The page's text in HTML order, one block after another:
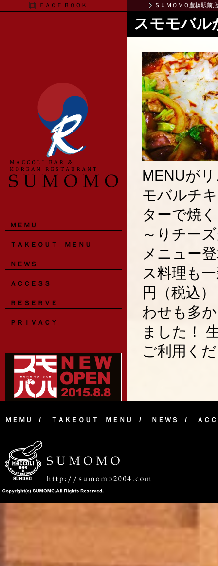
ＦＡＣＥ ＢＯＯＫ ＳＵＭＯＭＯ豊橋駅前
ＭＥＭＵ
ＴＡＫＥＯＵＴ ＭＥＮＵ
ＮＥＷＳ
ＡＣＣＥＳＳ
ＲＥＳＥＲＶＥ
ＰＲＩＶＡＣＹ
スモモバル
MENUが
モバルチ
ターで焼
～りチー
メニュー
ス料理も
円（税込
わせも多
ました！
ご利用く
ＭＥＭＵ ＴＡＫＥＯＵＴ ＭＥＮＵ ＮＥＷＳ ＡＣ